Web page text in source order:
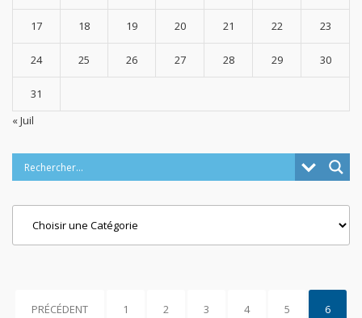
17 18 19 20 21 22 23
24 25 26 27 28 29 30
31
« Juil
PRÉCÉDENT 1 2 3 4 5 6